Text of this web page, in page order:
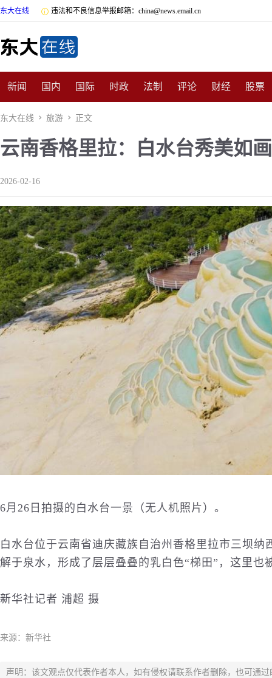
东大在线  违法和不良信息举报邮箱：china@news.email.cn
新闻 国内 国际 时政 法制 评论 财经 股票
数码 民俗 招商
非遗 公益 娱乐 游戏 影视 明星 时尚 体育
东大在线  旅游  正文
云南香格里拉：白水台秀美如画
2026-02-16
6月26日拍摄的白水台一景（无人机照片）。
白水台位于云南省迪庆藏族自治州香格里拉市三坝
解于泉水，形成了层层叠叠的乳白色“梯田”，这里也
新华社记者 浦超 摄
来源：新华社
声明：该文观点仅代表作者本人，如有侵权请联系作者删除，也可通